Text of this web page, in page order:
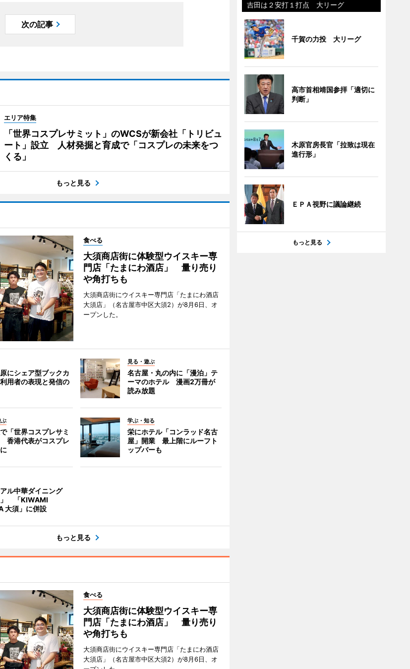
次の記事
エリア特集
「世界コスプレサミット」のWCSが新会社「トリビュ
ート」設立 人材発掘と育成で「コスプレの未来をつ
くる」
もっと見る
食べる
大須商店街に体験型ウイスキー専
門店「たまにわ酒店」 量り売り
や角打ちも
大須商店街にウイスキー専門店「たまにわ酒店
大須店」（名古屋市中区大須2）が8月6日、オ
ープンした。
にシェア型ブックカ
用者の表現と発信の
見る・遊ぶ
名古屋・丸の内に「漫泊」テ
ーマのホテル 漫画2万冊が
読み放題
「世界コスプレサミ
香港代表がコスプレ
学ぶ・知る
栄にホテル「コンラッド名古
屋」開業 最上階にルーフト
ップバーも
ル中華ダイニング
」 「KIWAMI
大須」に併設
もっと見る
食べる
大須商店街に体験型ウイスキー専
門店「たまにわ酒店」 量り売り
や角打ちも
大須商店街にウイスキー専門店「たまにわ酒店
大須店」（名古屋市中区大須2）が8月6日、オ
吉田は２安打１打点 大リーグ
千賀の力投 大リーグ
高市首相靖国参拝「適切に
判断」
木原官房長官「拉致は現在
進行形」
ＥＰＡ視野に議論継続
もっと見る